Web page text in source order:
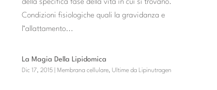
della specifica fase della vita in cui si trovano.
Condizioni fisiologiche quali la gravidanza e
l’allattamento...
La Magia Della Lipidomica
Dic 17, 2015| Membrana cellulare, Ultime da Lipinutragen